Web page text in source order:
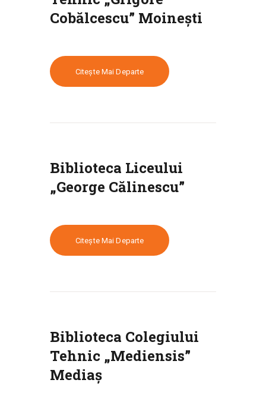
Cobălcescu” Moinești
Citește Mai Departe
Biblioteca Liceului
„George Călinescu”
Citește Mai Departe
Biblioteca Colegiului
Tehnic „Mediensis”
Mediaș